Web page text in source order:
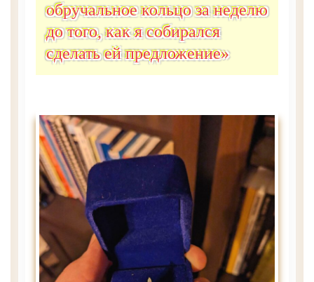
обручальное кольцо за неделю
до того, как я собирался
сделать ей предложение»